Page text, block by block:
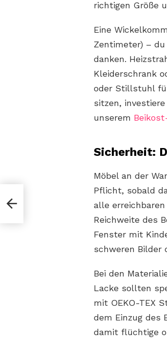
richtigen Größe
Eine
Zentimeter) –
danken.
Kleiderschrank
oder Stillstuhl
sitzen,
unserem
Sicherheit:
Möbel an der
Pflicht, sobald
alle
Reichweite des
Fenster mit
schweren Bilder
Bei den
Lacke sollten
mit OEKO-TEX
dem Einzug des
damit flüchtige